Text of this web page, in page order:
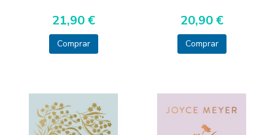
21,90 €
Comprar
20,90 €
Comprar